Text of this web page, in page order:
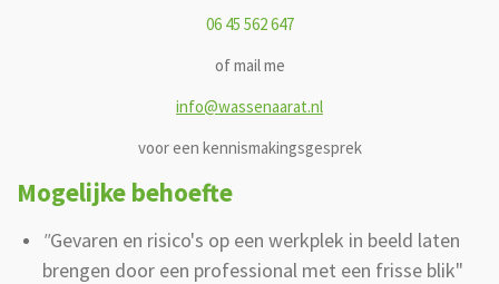
06 45 562 647
of mail me
info@wassenaarat.nl
voor een kennismakingsgesprek
Mogelijke behoefte
"Gevaren en risico's op een werkplek in beeld laten
brengen door een professional met een frisse blik"